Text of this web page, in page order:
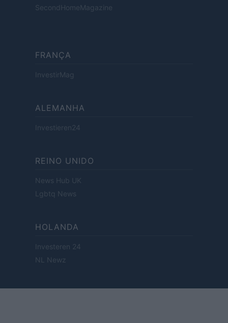
SecondHomeMagazine
FRANÇA
InvestirMag
ALEMANHA
Investieren24
REINO UNIDO
News Hub UK
Lgbtq News
HOLANDA
Investeren 24
NL Newz